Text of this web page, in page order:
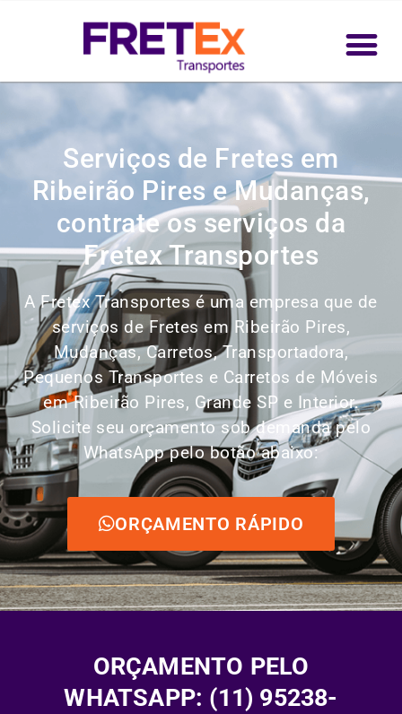
Serviços de Fretes em
Ribeirão Pires e Mudanças,
contrate os serviços da
Fretex Transportes
A Fretex Transportes é uma empresa que de
serviços de Fretes em Ribeirão Pires,
Mudanças, Carretos, Transportadora,
Pequenos Transportes e Carretos de Móveis
em Ribeirão Pires, Grande SP e Interior.
Solicite seu orçamento sob demanda pelo
WhatsApp pelo botão abaixo:
ORÇAMENTO RÁPIDO
ORÇAMENTO PELO
WHATSAPP: (11) 95238-